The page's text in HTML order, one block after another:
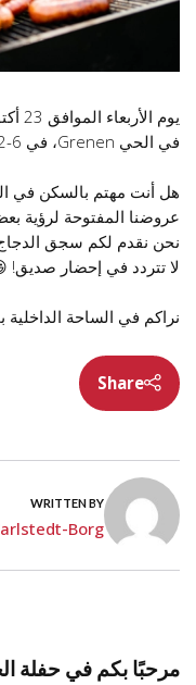
مرحبًا بكم في حفلة
في الحي Grenen، في Lövåsvägen 2-6 وVallavägen 8-14.
عروضنا المفتوحة لرؤية
نحن نقدم لكم سجق
لا تتردد في إحضار صديق!
نراكم في الساحة
Share
WRITTEN BY
Borg